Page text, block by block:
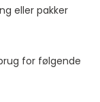
eller pakker
for følgende